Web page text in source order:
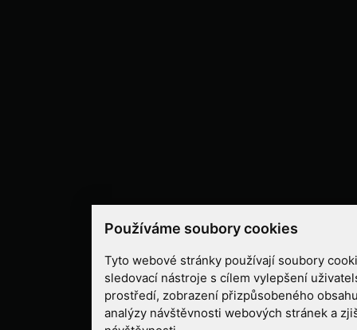
Používáme soubory cookies
Tyto webové stránky používají soubory
sledovací nástroje s cílem vylepšení
prostředí, zobrazení přizpůsobeného
analýzy návštěvnosti webových stránek a